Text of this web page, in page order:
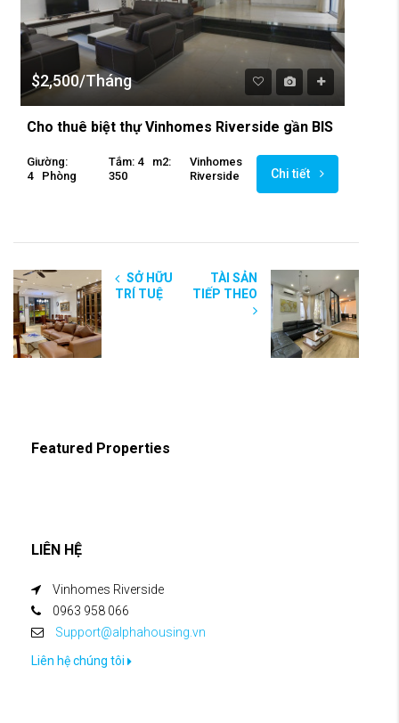
$2,500/Tháng
Cho thuê biệt thự Vinhomes Riverside gần BIS
Giường:
4
Phòng
Tắm: 4
M2:
350
Vinhomes
Riverside
Chi tiết
SỞ HỮU
TRÍ TUỆ
TÀI SẢN
TIẾP THEO
Featured Properties
LIÊN HỆ
Vinhomes Riverside
0963 958 066
Support@alphahousing.vn
Liên hệ chúng tôi